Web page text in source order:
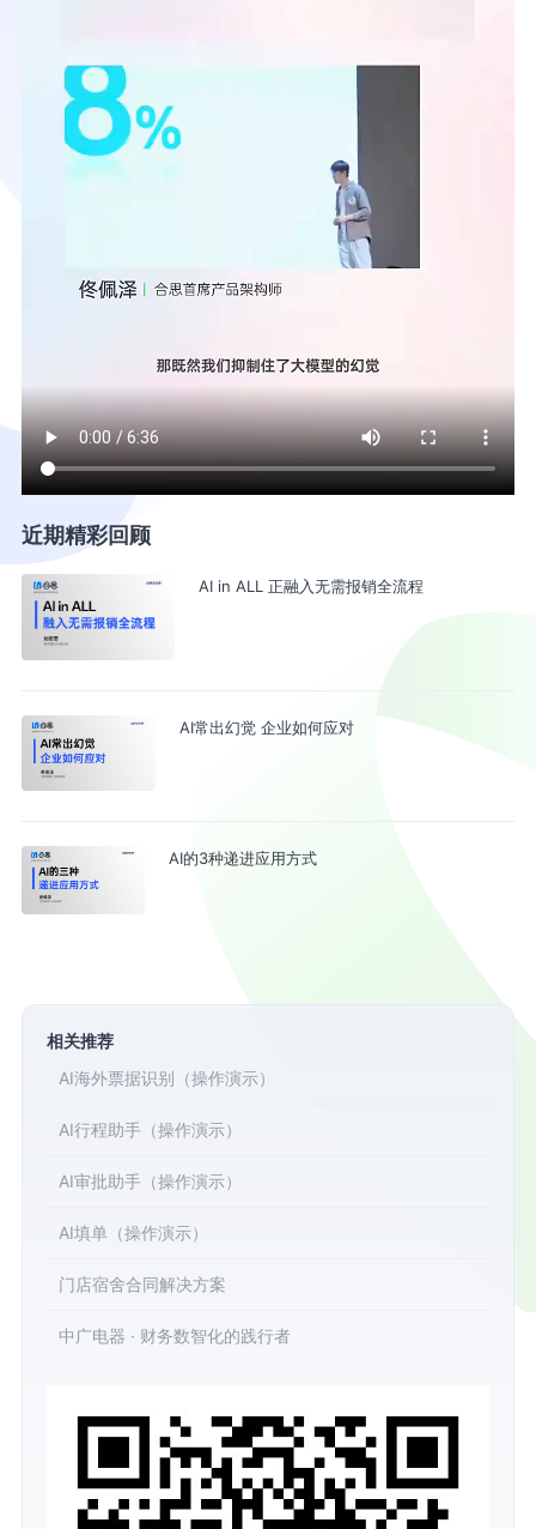
近期精彩回顾
AI in ALL 正融入无需报销全流程
AI常出幻觉 企业如何应对
AI的3种递进应用方式
相关推荐
AI海外票据识别（操作演示）
AI行程助手（操作演示）
AI审批助手（操作演示）
AI填单（操作演示）
门店宿舍合同解决方案
中广电器 · 财务数智化的践行者